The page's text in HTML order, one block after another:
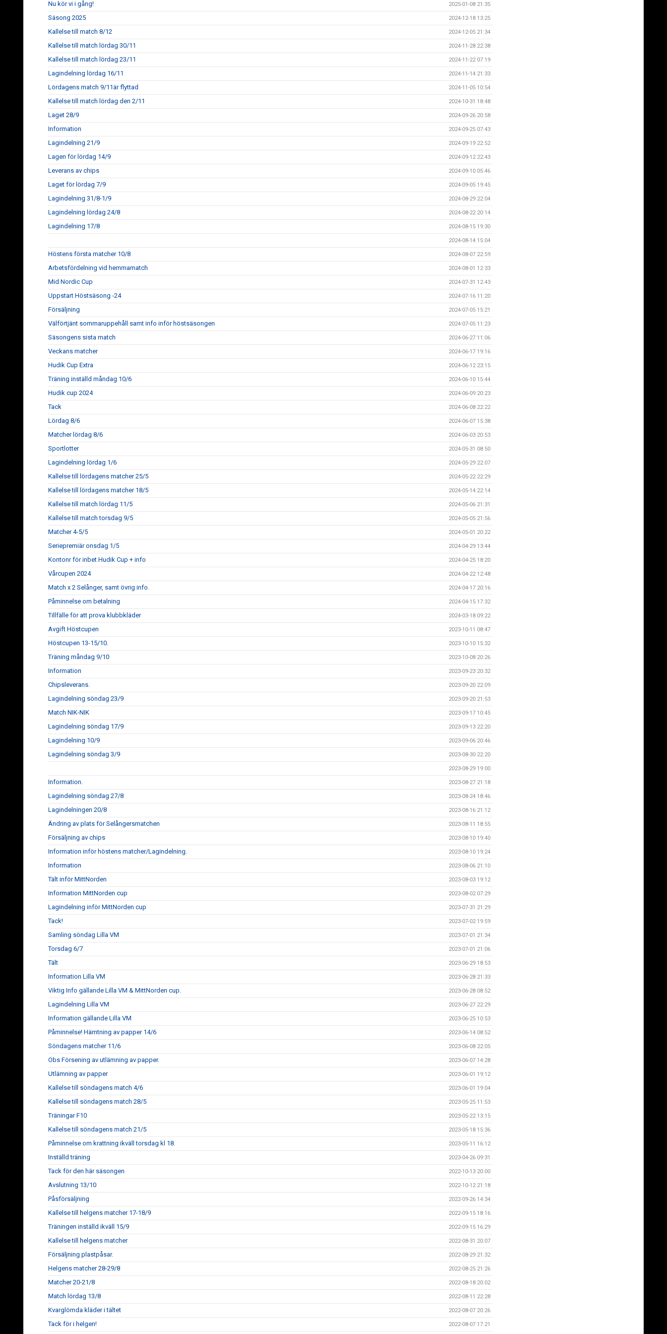
Nu kör vi i gång! 2025-01-08 21:35
Säsong 2025 2024-12-18 13:25
Kallelse till match 8/12 2024-12-05 21:34
Kallelse till match lördag 30/11 2024-11-28 22:38
Kallelse till match lördag 23/11 2024-11-22 07:19
Lagindelning lördag 16/11 2024-11-14 21:33
Lördagens match 9/11är flyttad 2024-11-05 10:54
Kallelse till match lördag den 2/11 2024-10-31 18:48
Laget 28/9 2024-09-26 20:58
Information 2024-09-25 07:43
Lagindelning 21/9 2024-09-19 22:52
Lagen för lördag 14/9 2024-09-12 22:43
Leverans av chips 2024-09-10 05:46
Laget för lördag 7/9 2024-09-05 19:45
Lagindelning 31/8-1/9 2024-08-29 22:04
Lagindelning lördag 24/8 2024-08-22 20:14
Lagindelning 17/8 2024-08-15 19:30
2024-08-14 15:04
Höstens första matcher 10/8 2024-08-07 22:59
Arbetsfördelning vid hemmamatch 2024-08-01 12:33
Mid Nordic Cup 2024-07-31 12:43
Uppstart Höstsäsong -24 2024-07-16 11:20
Försäljning 2024-07-05 15:21
Välförtjänt sommaruppehåll samt info inför höstsäsongen 2024-07-05 11:23
Säsongens sista match 2024-06-27 11:06
Veckans matcher 2024-06-17 19:16
Hudik Cup Extra 2024-06-12 23:15
Träning inställd måndag 10/6 2024-06-10 15:44
Hudik cup 2024 2024-06-09 20:23
Tack 2024-06-08 22:22
Lördag 8/6 2024-06-07 15:38
Matcher lördag 8/6 2024-06-03 20:53
Sportlotter 2024-05-31 08:50
Lagindelning lördag 1/6 2024-05-29 22:07
Kallelse till lördagens matcher 25/5 2024-05-22 22:29
Kallelse till lördagens matcher 18/5 2024-05-14 22:14
Kallelse till match lördag 11/5 2024-05-06 21:31
Kallelse till match torsdag 9/5 2024-05-05 21:56
Matcher 4-5/5 2024-05-01 20:22
Seriepremiär onsdag 1/5 2024-04-29 13:44
Kontonr för inbet Hudik Cup + info 2024-04-25 18:20
Vårcupen 2024 2024-04-22 12:48
Match x 2 Selånger, samt övrig info. 2024-04-17 20:16
Påminnelse om betalning 2024-04-15 17:32
Tillfälle för att prova klubbkläder 2024-03-18 09:22
Avgift Höstcupen 2023-10-11 08:47
Höstcupen 13-15/10. 2023-10-10 15:32
Träning måndag 9/10 2023-10-08 20:26
Information 2023-09-23 20:32
Chipsleverans. 2023-09-20 22:09
Lagindelning söndag 23/9 2023-09-20 21:53
Match NIK-NIK 2023-09-17 10:45
Lagindelning söndag 17/9 2023-09-13 22:20
Lagindelning 10/9 2023-09-06 20:46
Lagindelning söndag 3/9 2023-08-30 22:20
2023-08-29 19:00
Information. 2023-08-27 21:18
Lagindelning söndag 27/8 2023-08-24 18:46
Lagindelningen 20/8 2023-08-16 21:12
Ändring av plats för Selångersmatchen 2023-08-11 18:55
Försäljning av chips 2023-08-10 19:40
Information inför höstens matcher/Lagindelning. 2023-08-10 19:24
Information 2023-08-06 21:10
Tält inför MittNorden 2023-08-03 19:12
Information MittNorden cup 2023-08-02 07:29
Lagindelning inför MittNorden cup 2023-07-31 21:29
Tack! 2023-07-02 19:59
Samling söndag Lilla VM 2023-07-01 21:34
Torsdag 6/7 2023-07-01 21:06
Tält 2023-06-29 18:53
Information Lilla VM 2023-06-28 21:33
Viktig Info gällande Lilla VM & MittNorden cup. 2023-06-28 08:52
Lagindelning Lilla VM 2023-06-27 22:29
Information gällande Lilla VM 2023-06-25 10:53
Påminnelse! Hämtning av papper 14/6 2023-06-14 08:52
Söndagens matcher 11/6 2023-06-08 22:05
Obs Försening av utlämning av papper. 2023-06-07 14:28
Utlämning av papper 2023-06-01 19:12
Kallelse till söndagens match 4/6 2023-06-01 19:04
Kallelse till söndagens match 28/5 2023-05-25 11:53
Träningar F10 2023-05-22 13:15
Kallelse till söndagens match 21/5 2023-05-18 15:36
Påminnelse om krattning ikväll torsdag kl 18. 2023-05-11 16:12
Inställd träning 2023-04-26 09:31
Tack för den här säsongen 2022-10-13 20:00
Avslutning 13/10 2022-10-12 21:18
Påsförsäljning 2022-09-26 14:34
Kallelse till helgens matcher 17-18/9 2022-09-15 18:16
Träningen inställd ikväll 15/9 2022-09-15 16:29
Kallelse till helgens matcher 2022-08-31 20:07
Försäljning plastpåsar. 2022-08-29 21:32
Helgens matcher 28-29/8 2022-08-25 21:26
Matcher 20-21/8 2022-08-18 20:02
Match lördag 13/8 2022-08-11 22:28
Kvarglömda kläder i tältet 2022-08-07 20:26
Tack för i helgen! 2022-08-07 17:21